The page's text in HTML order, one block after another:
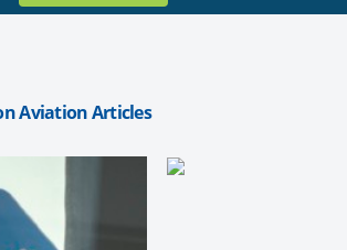
Aviation Articles